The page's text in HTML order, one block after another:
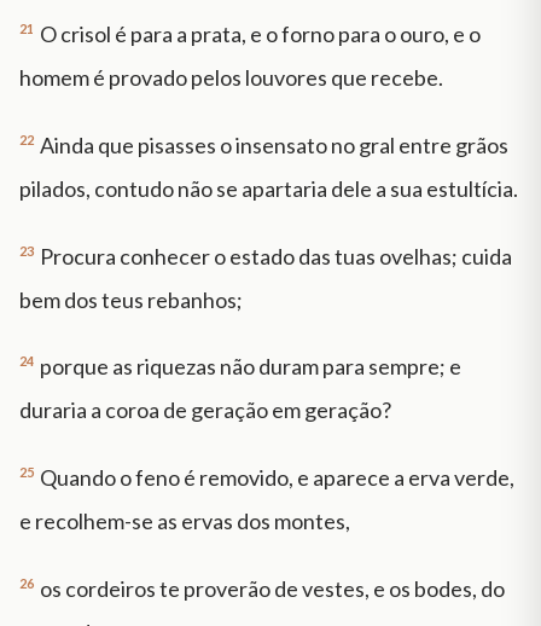
21 O crisol é para a prata, e o forno para o ouro, e o
homem é provado pelos louvores que recebe.
22 Ainda que pisasses o insensato no gral entre grãos
pilados, contudo não se apartaria dele a sua estultícia.
23 Procura conhecer o estado das tuas ovelhas; cuida
bem dos teus rebanhos;
24 porque as riquezas não duram para sempre; e
duraria a coroa de geração em geração?
25 Quando o feno é removido, e aparece a erva verde,
e recolhem-se as ervas dos montes,
26 os cordeiros te proverão de vestes, e os bodes, do